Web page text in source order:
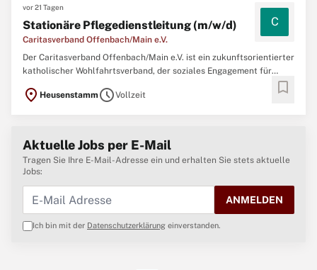
vor 21 Tagen
Stationäre Pflegedienstleitung (m/w/d)
Caritasverband Offenbach/Main e.V.
C
Der Caritasverband Offenbach/Main e.V. ist ein zukunftsorientierter
katholischer Wohlfahrtsverband, der soziales Engagement für
wirtschaftlichem Handeln verbindet. • Ca. 825 Mitarbeitende • Über
location_on Heusenstamm scheduleVollzeit bookmark
Aktuelle Jobs per E-Mail
Tragen Sie Ihre E-Mail-Adresse ein und erhalten Sie stets aktuelle
Jobs:
ANMELDEN
Ich bin mit der Datenschutzerklärung einverstanden.